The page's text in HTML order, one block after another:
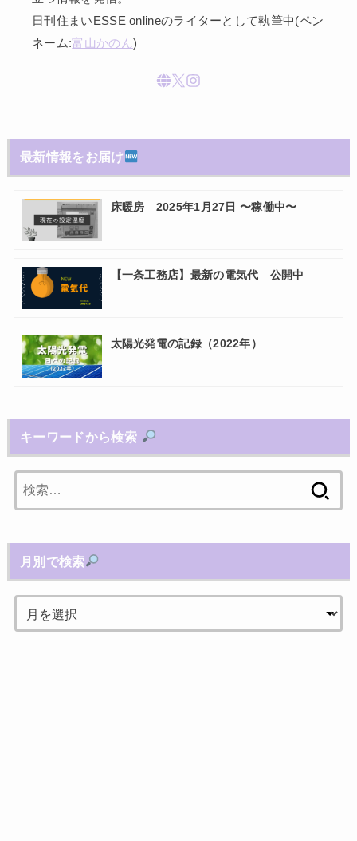
日刊住まいESSE onlineのライターとして執筆中(ペン
ネーム:富山かのん)
最新情報をお届け
床暖房 2025年1月27日 〜稼働中〜
【一条工務店】最新の電気代 公開中
太陽光発電の記録（2022年）
キーワードから検索
索:
月別で検索